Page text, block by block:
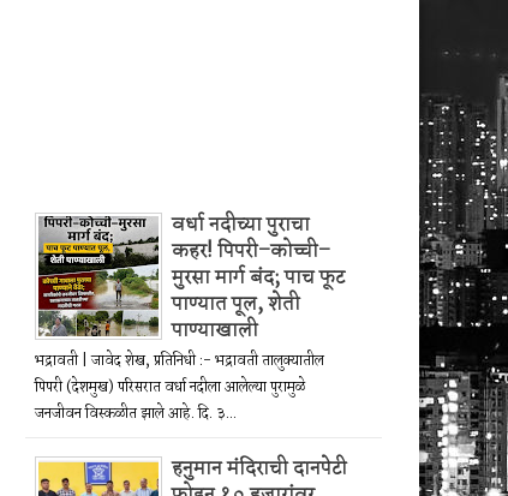
वर्धा नदीच्या पुराचा
कहर! पिपरी–कोच्ची–
मुरसा मार्ग बंद; पाच फूट
पाण्यात पूल, शेती
पाण्याखाली
भद्रावती | जावेद शेख, प्रतिनिधी :- भद्रावती तालुक्यातील
पिपरी (देशमुख) परिसरात वर्धा नदीला आलेल्या पुरामुळे
जनजीवन विस्कळीत झाले आहे. दि. ३...
हनुमान मंदिराची दानपेटी